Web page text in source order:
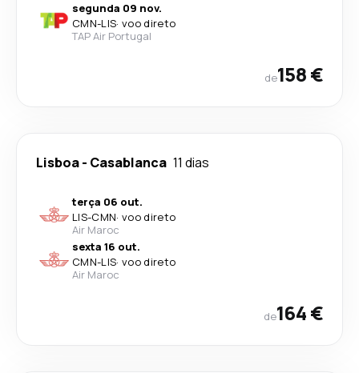
segunda 09 nov.
CMN-LIS· voo direto
TAP Air Portugal
de158 €
Lisboa- Casablanca 11 dias
terça 06 out.
LIS-CMN· voo direto
Air Maroc
sexta 16 out.
CMN-LIS· voo direto
Air Maroc
de164 €